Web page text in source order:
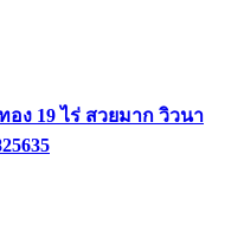
ง 19 ไร่ สวยมาก วิวนา